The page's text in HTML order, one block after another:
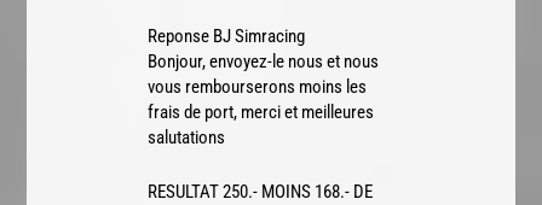
Reponse BJ Simracing
Bonjour, envoyez-le nous et nous
vous rembourserons moins les
frais de port, merci et meilleures
salutations
RESULTAT 250.- MOINS 168.- DE